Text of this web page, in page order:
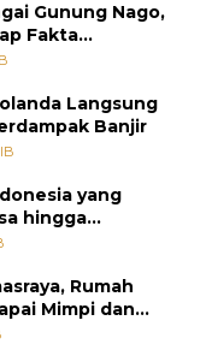
Gunung Nago,
Fakta
Langsung
Banjir
yang
hingga
Jepang
Rumah
Mimpi dan